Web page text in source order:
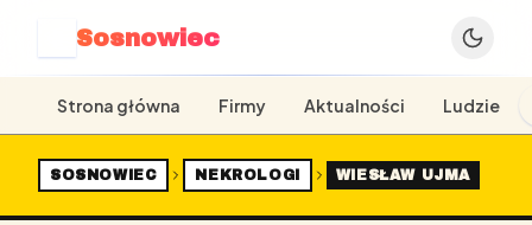
Sosnowiec
Strona główna Firmy Aktualności Ludzie
SOSNOWIEC NEKROLOGI WIESŁAW UJMA